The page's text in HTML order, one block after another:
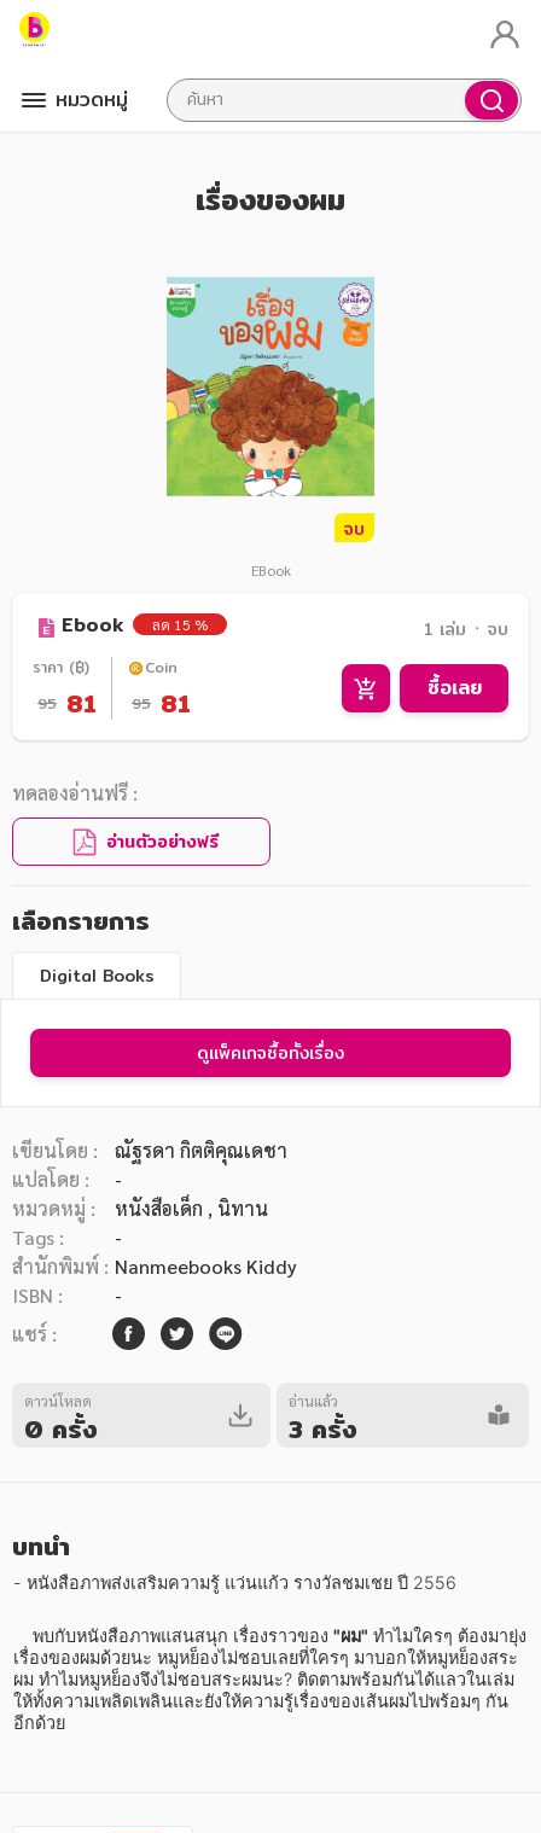
หมวดหมู่
หมวดหมู่หนังสือ
หมวดหมู่ยอดนิยม
หนังสือออกใหม่ หนังสือยอดนิยม หนังสือเช่า
หมวดหมู่หนังสือ
อาหาร สุขภาพ การแพทย์
ศิลปะ บันเทิง กีฬา ท่องเที่ยว
สังคม วัฒนธรรม การปกครอง ศาสนาและปรัชญา
เรื่องของผม
จบ
EBook
Ebook ลด 15 % 1 เล่ม ᛫ จบ
ราคา (฿)
95 81
Coin
95 81 ซื้อเลย
ทดลองอ่านฟรี :
อ่านตัวอย่างฟรี
เลือกรายการ
Digital Books
ดูแพ็คเกจซื้อทั้งเรื่อง
เขียนโดย :
ณัฐรดา กิตติคุณเดชา
แปลโดย :
-
หมวดหมู่ :
หนังสือเด็ก , นิทาน
Tags :
-
สำนักพิมพ์ : Nanmeebooks Kiddy
ISBN :
-
แชร์ :
ดาวน์โหลด
0 ครั้ง
อ่านแล้ว
3 ครั้ง
บทนำ
- หนังสือภาพส่งเสริมความรู้ แว่นแก้ว รางวัลชมเชย ปี 2556
    พบกับหนังสือภาพแสนสนุก เรื่องราวของ
"ผม" ทำไมใครๆ ต้องมายุ่ง
เรื่องของผมด้วยนะ หมูหย็องไม่ชอบเลยที่ใครๆ มาบอกให้หมูหย็องสระ
ผม ทำไมหมูหย็องจึงไม่ชอบสระผมนะ? ติดตามพร้อมกันได้แลวในเล่ม
ให้ทั้งความเพลิดเพลินและยังให้ความรู้เรื่องของเส้นผมไปพร้อมๆ กัน
อีกด้วย